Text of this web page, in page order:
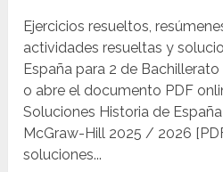
Ejercicios resueltos,
actividades resueltas y
España para 2 de
o abre el documento PDF
Soluciones Historia de
McGraw-Hill 2025 / 2026
soluciones...